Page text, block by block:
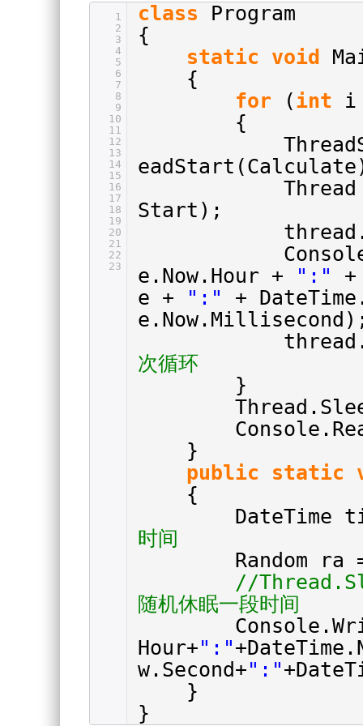
1
2
3
4
5
6
7
8
9
10
11
12
13
14
15
16
17
18
19
20
21
22
23
class
Program
{
static
void
{
for
(int
i
{
Start);
e.Now.Hour +
":"
e +
":"
+
次循环
}
}
public
static
{
DateTime
时间
Random
//
随机休眠一段时间
Hour+":"
w.Second+":"
}
}